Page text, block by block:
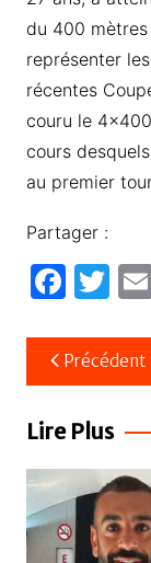
du 400 mètres
représenter
récentes
couru le
cours
au premier
Partager :
F
c
e
b
o
k
T
itt
er
de
l’article
Précédent
Lire Plus